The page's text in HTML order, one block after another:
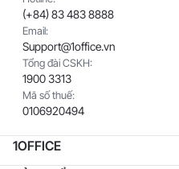
(+84) 83 483 8888
Email:
Support@1office.vn
Tổng đài CSKH:
1900 3313
Mã số thuế:
0106920494
1OFFICE